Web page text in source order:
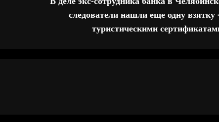
следователи нашли еще одну взятку
туристическими